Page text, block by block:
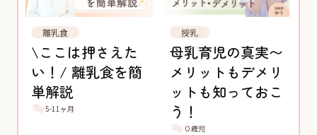
離乳食
\ここは押さえた
い！/ 離乳食を簡
単解説
5-11ヶ月
授乳
母乳育児の真実〜
メリットもデメリ
ットも知っておこ
う！
０歳児